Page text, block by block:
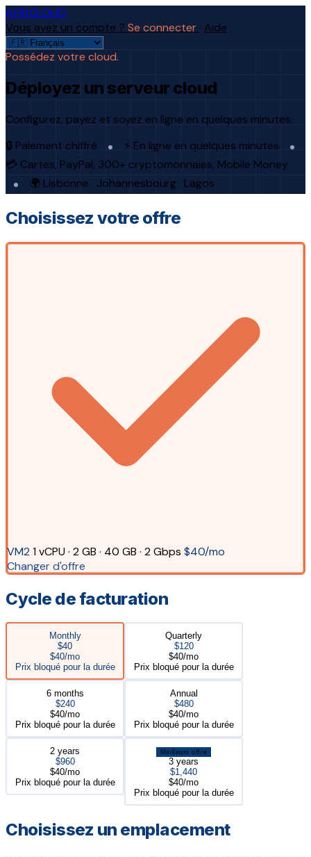
AFRICLOUD
Vous avez un compte ? Se connecter · Aide
Possédez votre cloud.
Déployez un serveur cloud
Configurez, payez et soyez en ligne en quelques minutes.
🔒 Paiement chiffré
⚡ En ligne en quelques minutes
💳 Cartes, PayPal, 300+ cryptomonnaies, Mobile Money
🌍 Lisbonne · Johannesbourg · Lagos
Choisissez votre offre
VM2 1 vCPU · 2 GB · 40 GB · 2 Gbps $40/mo
Changer d'offre
Cycle de facturation
Monthly
$40
$40/mo
Prix bloqué pour la durée
Quarterly
$120
$40/mo
Prix bloqué pour la durée
6 months
$240
$40/mo
Prix bloqué pour la durée
Annual
$480
$40/mo
Prix bloqué pour la durée
2 years
$960
$40/mo
Prix bloqué pour la durée
Meilleure offre
3 years
$1,440
$40/mo
Prix bloqué pour la durée
Choisissez un emplacement